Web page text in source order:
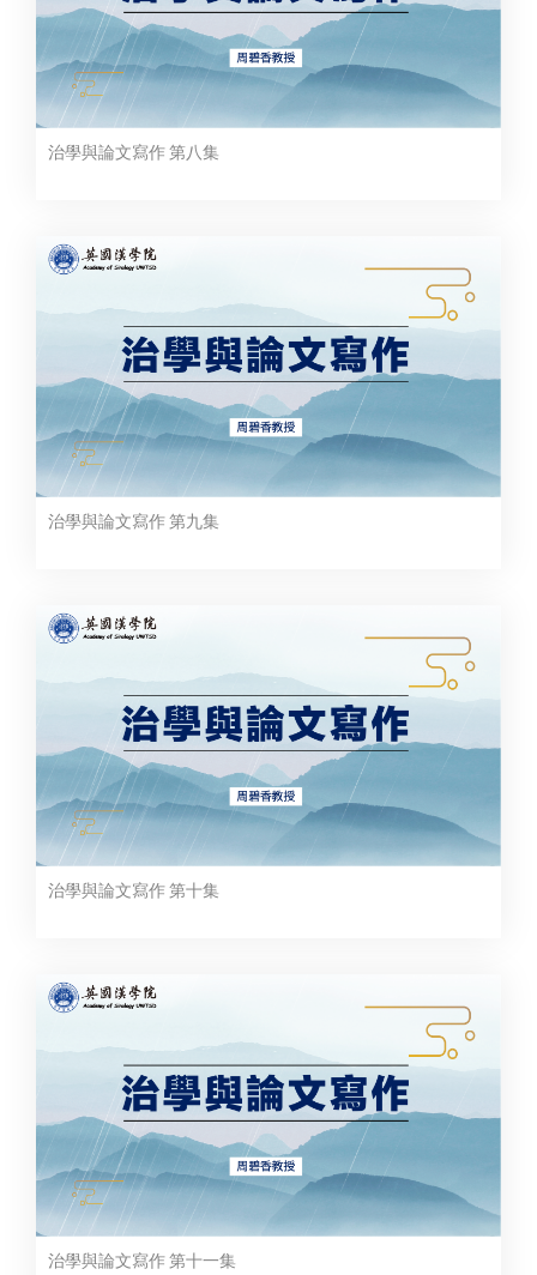
治學與論文寫作 第八集
治學與論文寫作 第九集
治學與論文寫作 第十集
治學與論文寫作 第十一集